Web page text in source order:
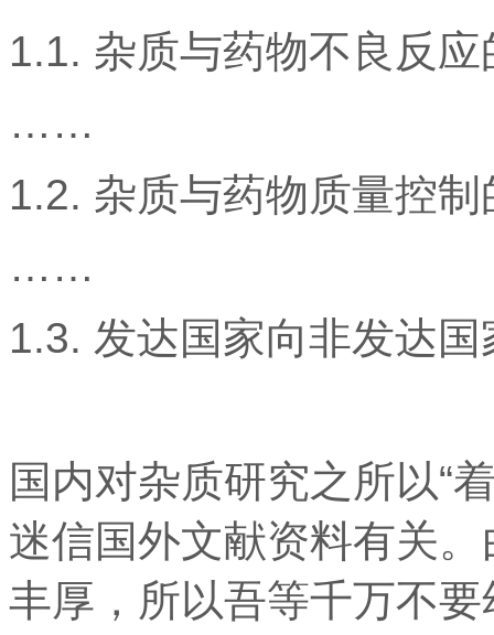
1.1. 杂质与药物不良反应
……
1.2. 杂质与药物质量控制
……
1.3. 发达国家向非发达国
国内对杂质研究之所以“
迷信国外文献资料有关
丰厚，所以吾等千万不